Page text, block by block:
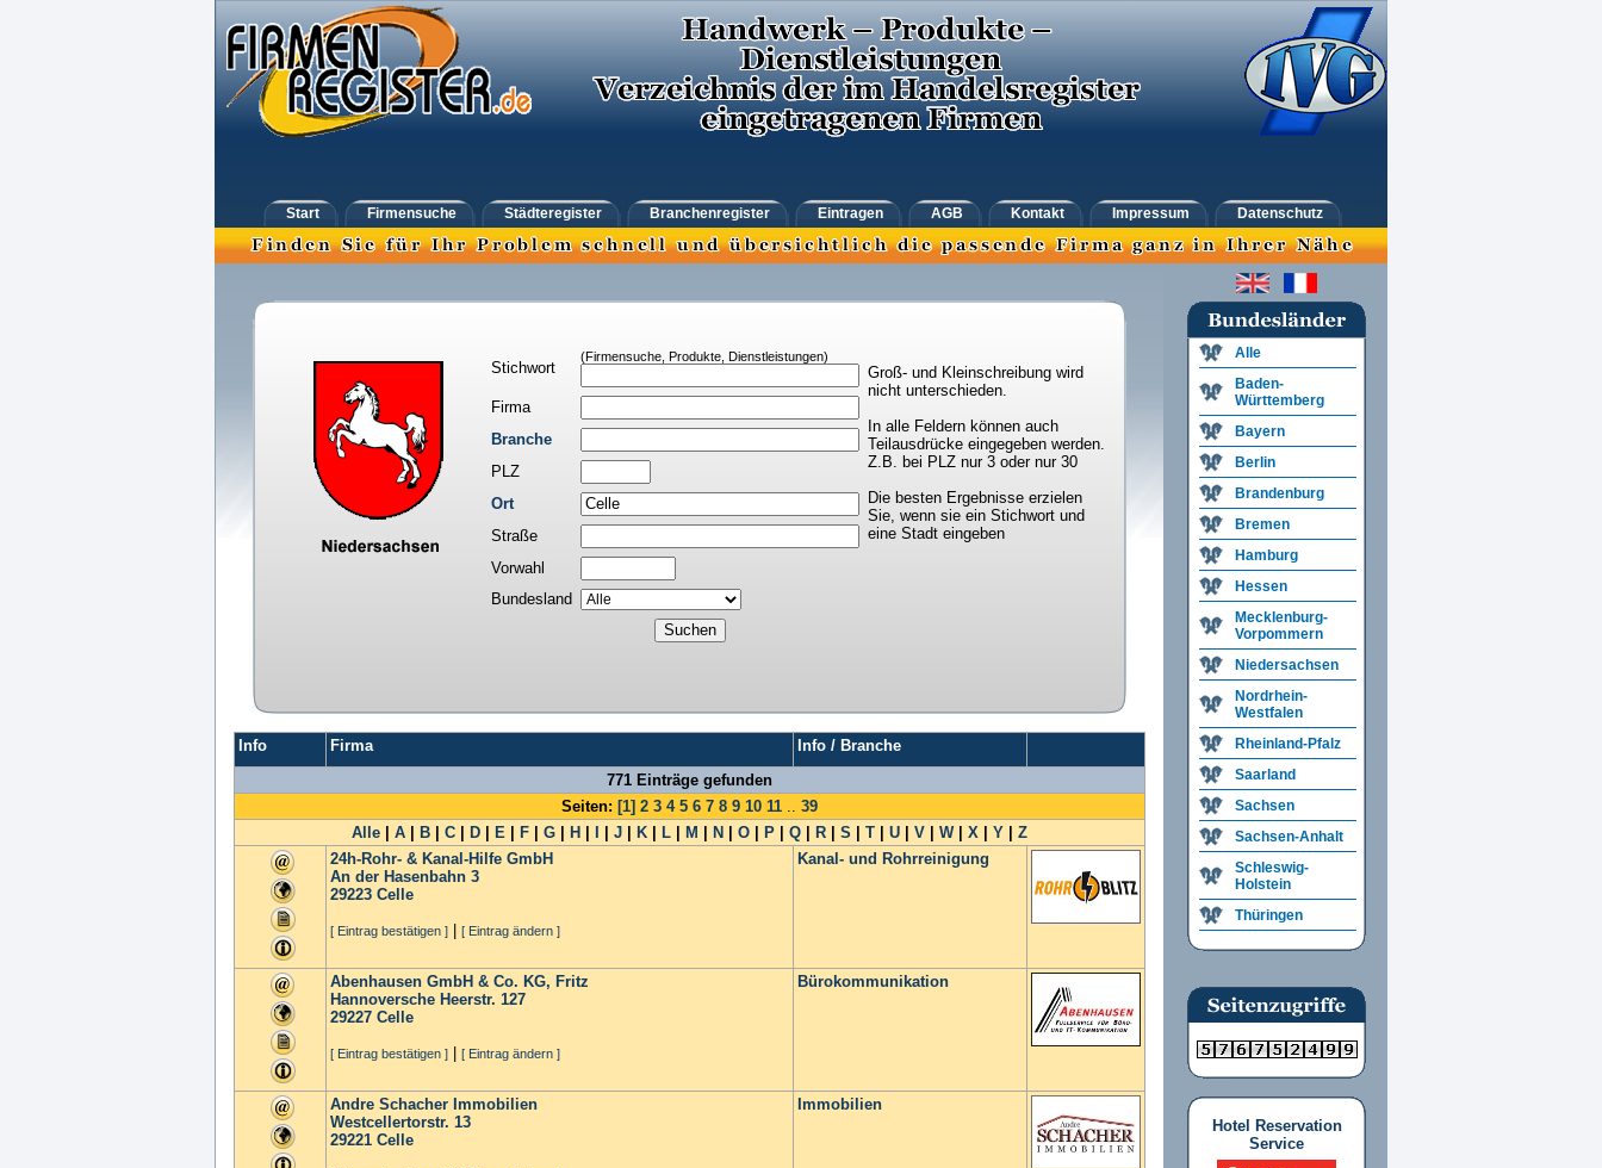
Start Firmensuche Städteregister Branchenregister Eintragen AGB Kontakt Impressum Datenschutz
Stichwort
(Firmensuche, Produkte, Dienstleistungen)
Groß- und Kleinschreibung wird
nicht unterschieden.
In alle Feldern können auch
Teilausdrücke eingegeben werden.
Z.B. bei PLZ nur 3 oder nur 30
Die besten Ergebnisse erzielen
Sie, wenn sie ein Stichwort und
eine Stadt eingeben
Firma
Branche
PLZ
Ort
Straße
Vorwahl
Bundesland
Info Firma
Info / Branche
771 Einträge gefunden
Seiten: [1] 2 3 4 5 6 7 8 9 10 11 .. 39
Alle
A B C D E F G H J K L M N O P Q R S T U V W| X Y
Z
24h-Rohr- & Kanal-Hilfe GmbH
An der Hasenbahn 3
29223 Celle
[ Eintrag bestätigen ] [ Eintrag ändern ]
Kanal- und Rohrreinigung
Abenhausen GmbH & Co. KG, Fritz
Hannoversche Heerstr. 127
29227 Celle
[ Eintrag bestätigen ] [ Eintrag ändern ]
Bürokommunikation
Andre Schacher Immobilien
Westcellertorstr. 13
29221 Celle
Immobilien
Alle
Baden-
Württemberg
Bayern
Berlin
Brandenburg
Bremen
Hamburg
Hessen
Mecklenburg-
Vorpommern
Niedersachsen
Nordrhein-
Westfalen
Rheinland-Pfalz
Saarland
Sachsen
Sachsen-Anhalt
Schleswig-
Holstein
Thüringen
Hotel Reservation
Service